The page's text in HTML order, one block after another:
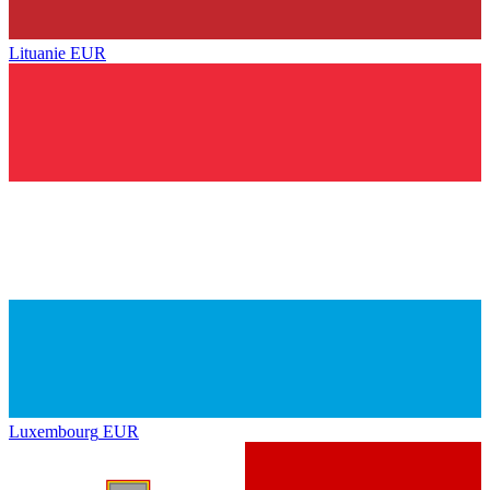
Lituanie EUR
Luxembourg EUR